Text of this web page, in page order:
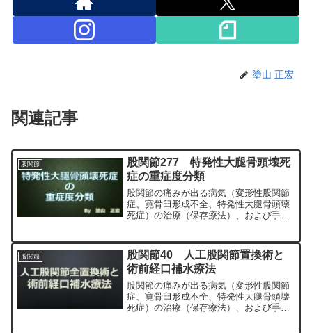
塗山 正宏
関連記事
股関節
股関節277 特発性大腿骨頭壊死
症の重症度分類
股関節の痛みが出る病気（変形性股関節
症、寛骨臼形成不全、特発性大腿骨頭壊
死症）の治療（保存療法）、および手術
科専門医（人工関節手術を専門）の塗山
正宏が色々と説明します。
股関節
股関節40 人工股関節置換術と
術前経口補水療法
股関節の痛みが出る病気（変形性股関節
症、寛骨臼形成不全、特発性大腿骨頭壊
死症）の治療（保存療法）、および手術